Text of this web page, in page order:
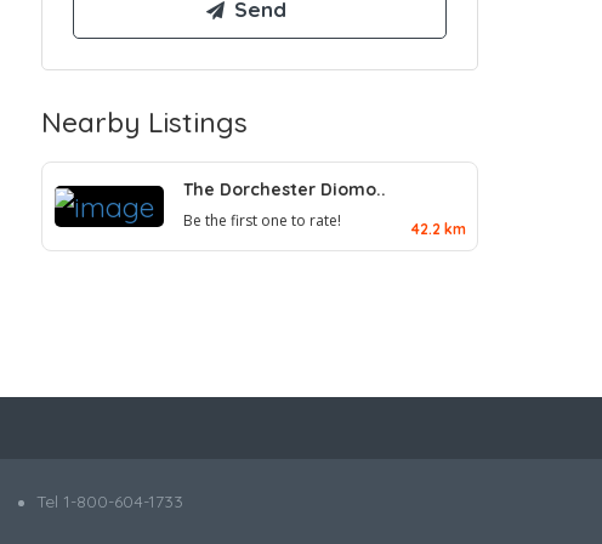
Nearby Listings
The Dorchester Diomo..
Be the first one to rate! 42.2 km
Tel 1-800-604-1733